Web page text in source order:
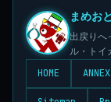
まめお
出戻りへ
ル・トイ
HOME ANNEX